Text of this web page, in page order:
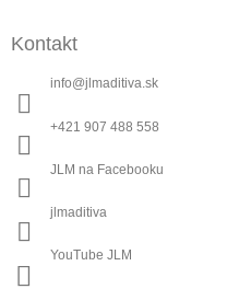
Kontakt
info@jlmaditiva.sk
+421 907 488 558
JLM na Facebooku
jlmaditiva
YouTube JLM